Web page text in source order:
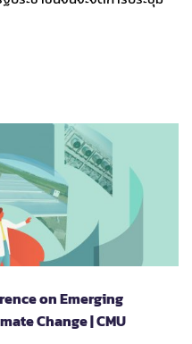
on Emerging
Change | CMU